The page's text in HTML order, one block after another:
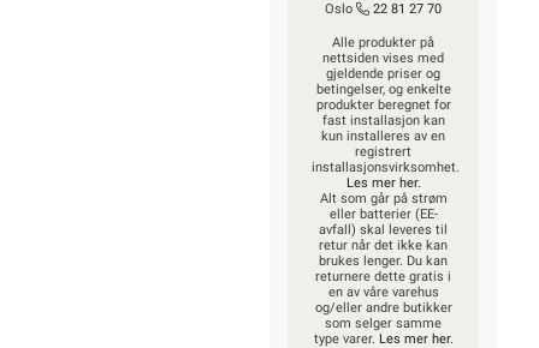
Oslo
22 81 27 70
Alle produkter på
nettsiden vises med
gjeldende priser og
betingelser, og enkelte
produkter beregnet for
fast installasjon kan
kun installeres av en
registrert
installasjonsvirksomhet.
Les mer her.
Alt som går på strøm
eller batterier (EE-
avfall) skal leveres til
retur når det ikke kan
brukes lenger. Du kan
returnere dette gratis i
en av våre varehus
og/eller andre butikker
som selger samme
type varer. Les mer her.